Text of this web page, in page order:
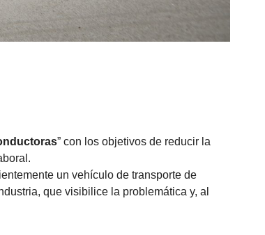
” con los objetivos de reducir la
un vehículo de transporte de
que visibilice la problemática y, al